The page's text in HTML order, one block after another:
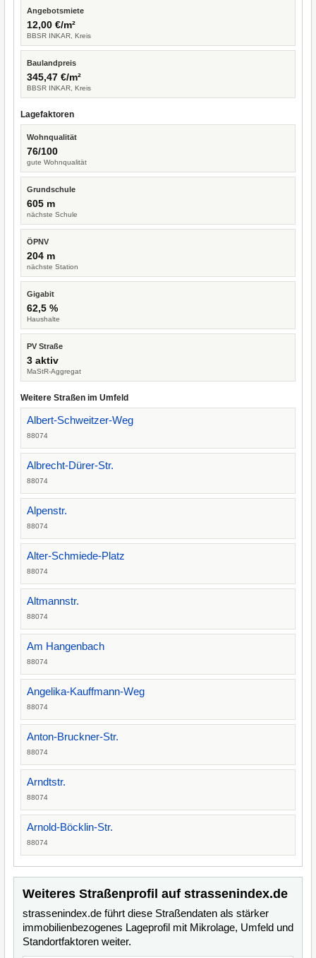
Angebotsmiete
12,00 €/m²
BBSR INKAR, Kreis
Baulandpreis
345,47 €/m²
BBSR INKAR, Kreis
Lagefaktoren
Wohnqualität
76/100
gute Wohnqualität
Grundschule
605 m
nächste Schule
ÖPNV
204 m
nächste Station
Gigabit
62,5 %
Haushalte
PV Straße
3 aktiv
MaStR-Aggregat
Weitere Straßen im Umfeld
Albert-Schweitzer-Weg
88074
Albrecht-Dürer-Str.
88074
Alpenstr.
88074
Alter-Schmiede-Platz
88074
Altmannstr.
88074
Am Hangenbach
88074
Angelika-Kauffmann-Weg
88074
Anton-Bruckner-Str.
88074
Arndtstr.
88074
Arnold-Böcklin-Str.
88074
Weiteres Straßenprofil auf strassenindex.de
strassenindex.de führt diese Straßendaten als stärker
immobilienbezogenes Lageprofil mit Mikrolage, Umfeld und
Standortfaktoren weiter.